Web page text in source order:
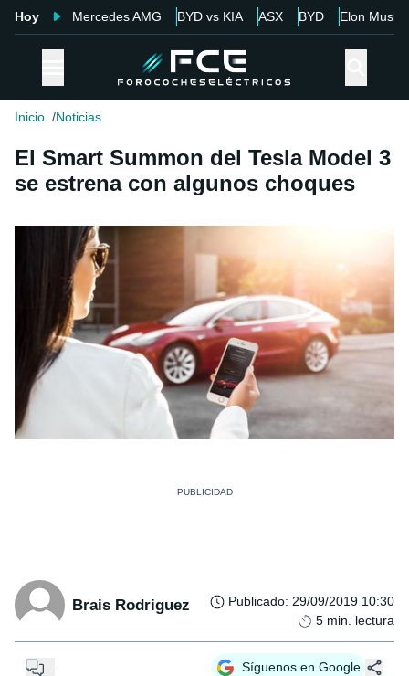
Hoy Mercedes AMG BYD vs KIA ASX BYD Elon Musk
Inicio Noticias
El Smart Summon del Tesla Model 3
se estrena con algunos choques
Brais Rodriguez Publicado: 29/09/2019 10:30
5 min. lectura
... Síguenos en Google